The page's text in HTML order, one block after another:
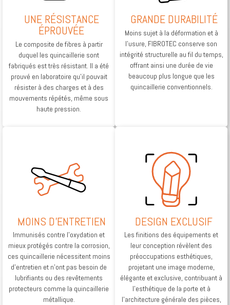
UNE RÉSISTANCE
ÉPROUVÉE
Le composite de fibres à partir
duquel les quincaillerie sont
fabriqués est très résistant. Il a été
prouvé en laboratoire qu’il pouvait
résister à des charges et à des
mouvements répétés, même sous
haute pression.
GRANDE DURABILITÉ
Moins sujet à la déformation et à
l’usure, FIBROTEC conserve son
intégrité structurelle au fil du temps,
offrant ainsi une durée de vie
beaucoup plus longue que les
quincaillerie conventionnels.
MOINS D'ENTRETIEN
Immunisés contre l’oxydation et
mieux protégés contre la corrosion,
ces quincaillerie nécessitent moins
d’entretien et n’ont pas besoin de
lubrifiants ou des revêtements
protecteurs comme la quincaillerie
métallique.
DESIGN EXCLUSIF
Les finitions des équipements et
leur conception révèlent des
préoccupations esthétiques,
projetant une image moderne,
élégante et exclusive, contribuant à
l’esthétique de la porte et à
l’architecture générale des pièces,